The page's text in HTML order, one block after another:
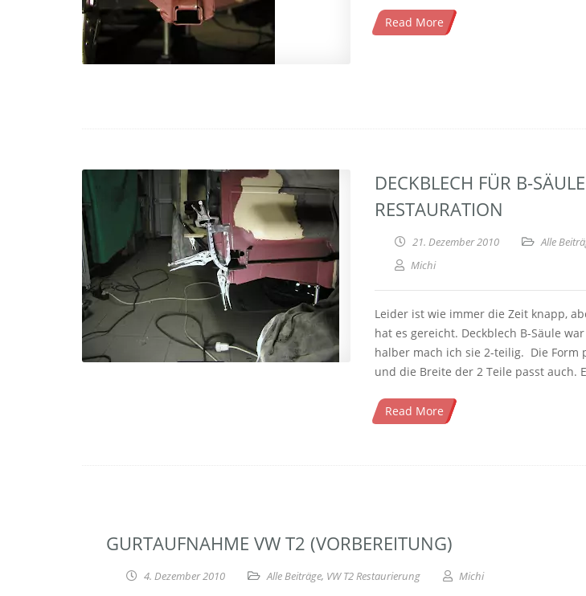
Read More
DECKBLECH FÜR B-
RESTAURATION
21. Dezember 2010 Alle
Michi
Leider ist wie immer die Zeit knapp,
hat es gereicht. Deckblech B-Säule
halber mach ich sie 2-teilig. Die Form
und die Breite der 2 Teile passt auch.
Read More
GURTAUFNAHME VW T2 (VORBEREITUNG)
4. Dezember 2010 Alle Beiträge, VW T2 Restaurierung Michi